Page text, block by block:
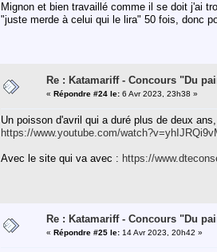
Mignon et bien travaillé comme il se doit j'ai
"juste merde à celui qui le lira" 50 fois, donc
Re : Katamariff - Concours "Du
« Répondre #24 le: 6 Avr 2023, 23h38 »
Un poisson d'avril qui a duré plus de deux
https://www.youtube.com/
Avec le site qui va avec : https://
Re : Katamariff - Concours "Du
« Répondre #25 le: 14 Avr 2023, 20h42 »